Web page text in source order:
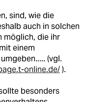
sind, wie die
auch in solchen
möglich, die ihr
einem
(vgl.
online.de/).
besonders